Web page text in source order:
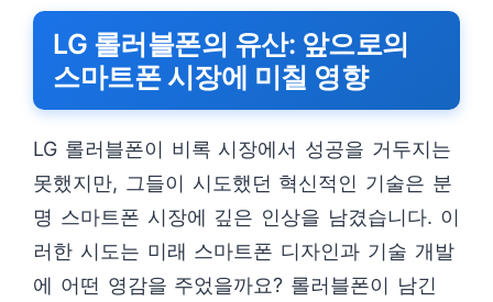
LG 롤러블폰의 유산: 앞으로의
스마트폰 시장에 미칠 영향
LG 롤러블폰이 비록 시장에서 성공을 거두지는
못했지만, 그들이 시도했던 혁신적인 기술은 분
명 스마트폰 시장에 깊은 인상을 남겼습니다. 이
러한 시도는 미래 스마트폰 디자인과 기술 개발
에 어떤 영감을 주었을까요? 롤러블폰이 남긴